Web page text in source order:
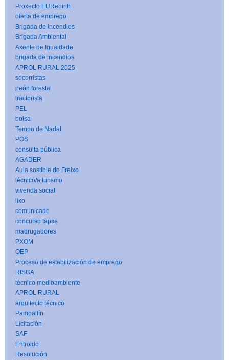
Proxecto EURebirth
oferta de emprego
Brigada de incendios
Brigada Ambiental
Axente de Igualdade
brigada de incendios
APROL RURAL 2025
socorristas
peón forestal
tractorista
PEL
bolsa
Tempo de Nadal
POS
consulta pública
AGADER
Aula sostible do Freixo
técnico/a turismo
vivenda social
lixo
comunicado
concurso tapas
madrugadores
PXOM
OEP
Proceso de estabilización de emprego
RISGA
técnico medioambiente
APROL RURAL
arquitecto técnico
Pampallín
Licitación
SAF
Entroido
Resolución